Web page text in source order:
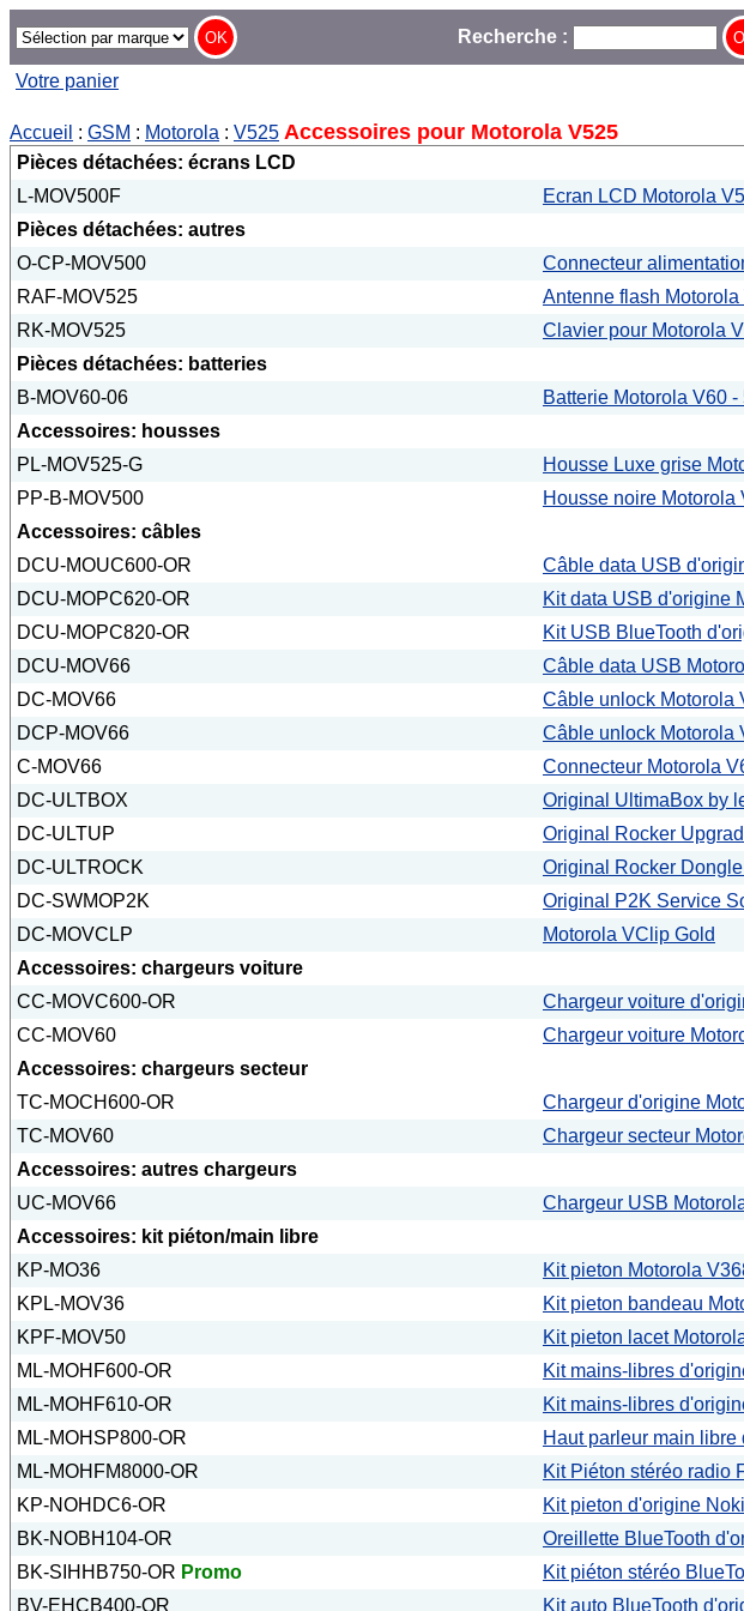
Recherche :
Votre panier
Accueil : GSM : Motorola : V525 Accessoires pour Motorola V525
Pièces détachées: écrans LCD
L-MOV500F
Ecran LCD Motorola
Pièces détachées: autres
O-CP-MOV500
Connecteur
RAF-MOV525
Antenne flash Motorola
RK-MOV525
Clavier pour Motorola
Pièces détachées: batteries
B-MOV60-06
Batterie Motorola V60
Accessoires: housses
PL-MOV525-G
Housse Luxe grise
PP-B-MOV500
Housse noire Motorola
Accessoires: câbles
DCU-MOUC600-OR
Câble data USB
DCU-MOPC620-OR
Kit data USB d'origine
DCU-MOPC820-OR
Kit USB BlueTooth
DCU-MOV66
Câble data USB
DC-MOV66
Câble unlock Motorola
DCP-MOV66
Câble unlock Motorola
C-MOV66
Connecteur Motorola
DC-ULTBOX
Original UltimaBox by
DC-ULTUP
Original Rocker
DC-ULTROCK
Original Rocker
DC-SWMOP2K
Original P2K Service
DC-MOVCLP
Motorola VClip Gold
Accessoires: chargeurs voiture
CC-MOVC600-OR
Chargeur voiture
CC-MOV60
Chargeur voiture
Accessoires: chargeurs secteur
TC-MOCH600-OR
Chargeur d'origine
TC-MOV60
Chargeur secteur
Accessoires: autres chargeurs
UC-MOV66
Chargeur USB
Accessoires: kit piéton/main libre
KP-MO36
Kit pieton Motorola
KPL-MOV36
Kit pieton bandeau
KPF-MOV50
Kit pieton lacet
ML-MOHF600-OR
Kit mains-libres
ML-MOHF610-OR
Kit mains-libres
ML-MOHSP800-OR
Haut parleur main libre
ML-MOHFM8000-OR
Kit Piéton stéréo radio
KP-NOHDC6-OR
Kit pieton d'origine
BK-NOBH104-OR
Oreillette BlueTooth
BK-SIHHB750-OR Promo Kit piéton stéréo
BV-EHCB400-OR
Kit auto BlueTooth